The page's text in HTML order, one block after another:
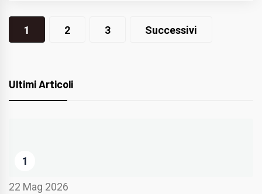
Navigazione
articoli
1 2 3 Successivi
Ultimi Articoli
1
22 Mag 2026